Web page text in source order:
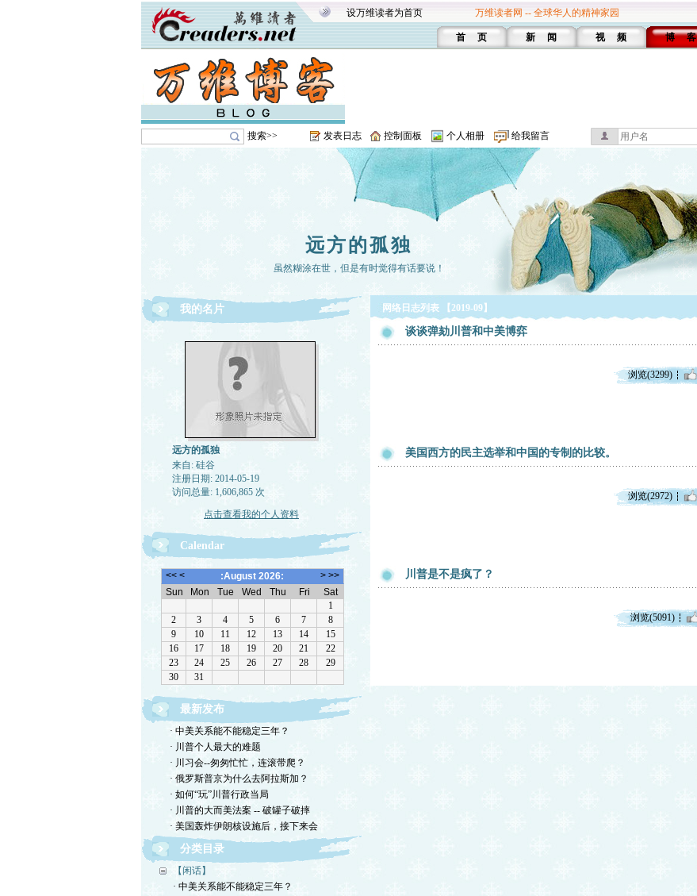
设万维读者为首页 万维读者网 -- 全球华人的精神家园
首 页 新 闻 视 频 博 客
搜索>> 发表日志 控制面板 个人相册 给我留言
远方的孤独
虽然糊涂在世，但是有时觉得有话要说！
我的名片
远方的孤独
来自: 硅谷
注册日期: 2014-05-19
访问总量: 1,606,865 次
点击查看我的个人资料
Calendar
最新发布
· 中美关系能不能稳定三年？
· 川普个人最大的难题
· 川习会--匆匆忙忙，连滚带爬？
· 俄罗斯普京为什么去阿拉斯加？
· 如何“玩”川普行政当局
· 川普的大而美法案 -- 破罐子破摔
· 美国轰炸伊朗核设施后，接下来会
分类目录
【闲话】
· 中美关系能不能稳定三年？
网络日志列表 【2019-09】
谈谈弹劾川普和中美博弈
浏览(3299)
美国西方的民主选举和中国的专制的比较。
浏览(2972)
川普是不是疯了？
浏览(5091)